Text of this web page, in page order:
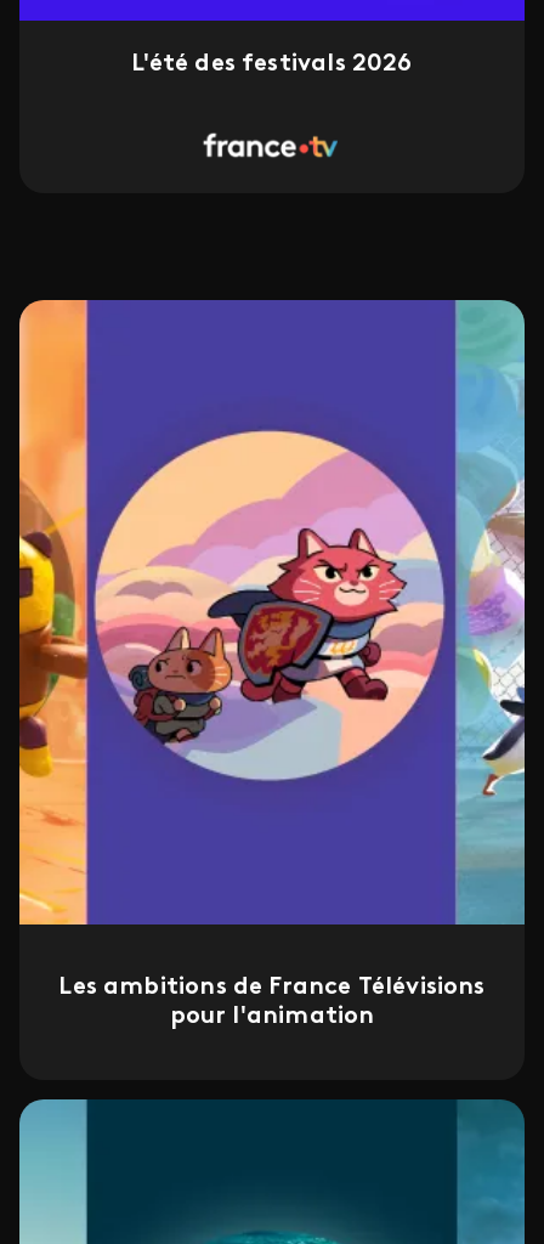
L'été des festivals 2026
Les ambitions de France Télévisions
pour l'animation